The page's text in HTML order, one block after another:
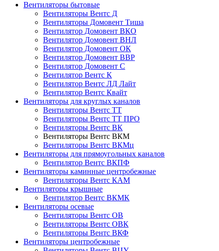
Вентиляторы бытовые
Вентиляторы Вентс Д
Вентиляторы Домовент Тиша
Вентилятор Домовент ВКО
Вентилятор Домовент ВНЛ
Вентилятор Домовент ОК
Вентилятор Домовент ВВР
Вентилятор Домовент С
Вентилятор Вентс К
Вентилятор Вентс ЛД Лайт
Вентилятор Вентс Квайт
Вентиляторы для круглых каналов
Вентиляторы Вентс ТТ
Вентиляторы Вентс ТТ ПРО
Вентиляторы Вентс ВК
Вентиляторы Вентс ВКМ
Вентиляторы Вентс ВКМц
Вентиляторы для прямоугольных каналов
Вентилятор Вентс ВКПФ
Вентиляторы каминные центробежные
Вентиляторы Вентс КАМ
Вентиляторы крышные
Вентилятор Вентс ВКМК
Вентиляторы осевые
Вентиляторы Вентс ОВ
Вентиляторы Вентс ОВК
Вентиляторы Вентс ВКФ
Вентиляторы центробежные